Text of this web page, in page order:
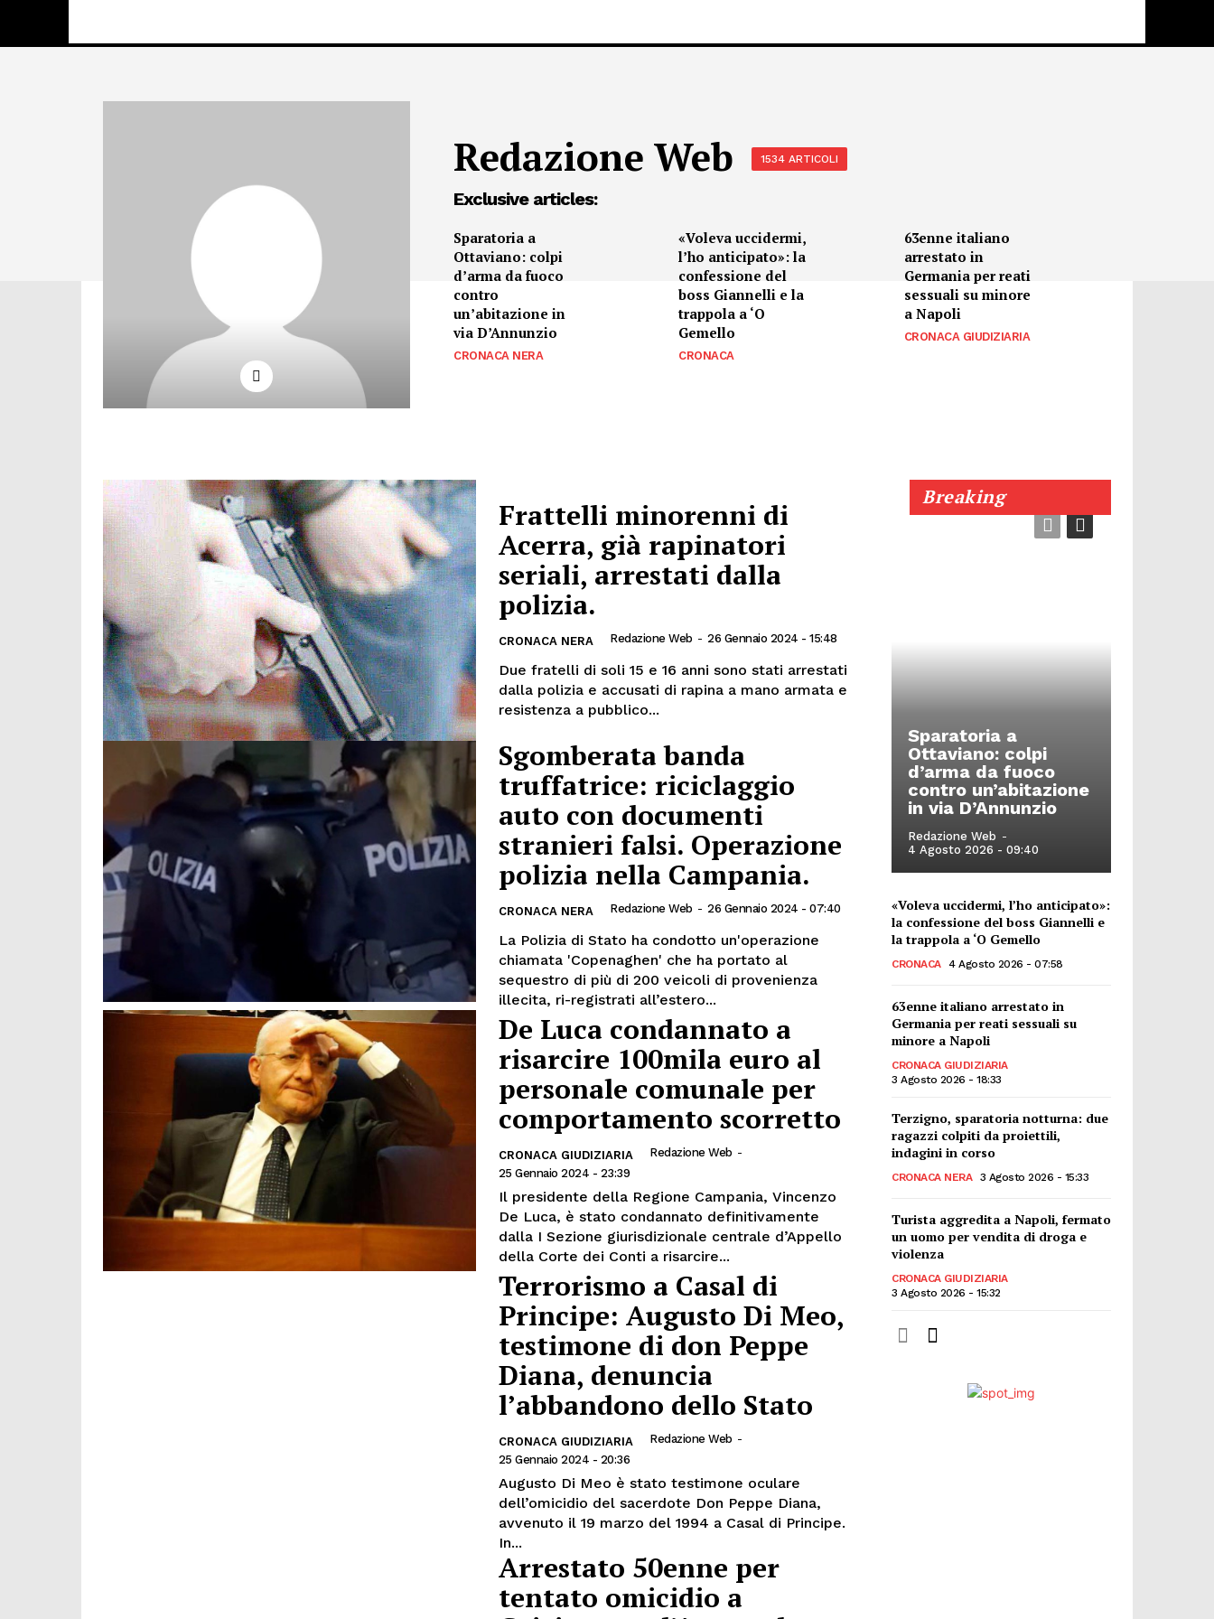
Redazione Web 1534 ARTICOLI
Exclusive articles:
Sparatoria a
Ottaviano: colpi
d’arma da fuoco
contro
un’abitazione in
via D’Annunzio
CRONACA NERA
«Voleva uccidermi,
l’ho anticipato»: la
confessione del
boss Giannelli e la
trappola a ‘O
Gemello
CRONACA
63enne italiano
arrestato in
Germania per reati
sessuali su minore
a Napoli
CRONACA GIUDIZIARIA
Frattelli minorenni di
Acerra, già rapinatori
seriali, arrestati dalla
polizia.
CRONACA NERA Redazione Web - 26 Gennaio 2024 - 15:48
Due fratelli di soli 15 e 16 anni sono stati arrestati
dalla polizia e accusati di rapina a mano armata e
resistenza a pubblico...
Sgomberata banda
truffatrice: riciclaggio
auto con documenti
stranieri falsi. Operazione
polizia nella Campania.
CRONACA NERA Redazione Web - 26 Gennaio 2024 - 07:40
La Polizia di Stato ha condotto un'operazione
chiamata 'Copenaghen' che ha portato al
sequestro di più di 200 veicoli di provenienza
illecita, ri-registrati all’estero...
De Luca condannato a
risarcire 100mila euro al
personale comunale per
comportamento scorretto
CRONACA GIUDIZIARIA Redazione Web -
25 Gennaio 2024 - 23:39
Il presidente della Regione Campania, Vincenzo
De Luca, è stato condannato definitivamente
dalla I Sezione giurisdizionale centrale d’Appello
della Corte dei Conti a risarcire...
Terrorismo a Casal di
Principe: Augusto Di Meo,
testimone di don Peppe
Diana, denuncia
l’abbandono dello Stato
CRONACA GIUDIZIARIA Redazione Web -
25 Gennaio 2024 - 20:36
Augusto Di Meo è stato testimone oculare
dell’omicidio del sacerdote Don Peppe Diana,
avvenuto il 19 marzo del 1994 a Casal di Principe.
In...
Arrestato 50enne per
tentato omicidio a
Breaking
Sparatoria a
Ottaviano: colpi
d’arma da fuoco
contro un’abitazione
in via D’Annunzio
Redazione Web -
4 Agosto 2026 - 09:40
«Voleva uccidermi, l’ho anticipato»:
la confessione del boss Giannelli e
la trappola a ‘O Gemello
CRONACA 4 Agosto 2026 - 07:58
63enne italiano arrestato in
Germania per reati sessuali su
minore a Napoli
CRONACA GIUDIZIARIA
3 Agosto 2026 - 18:33
Terzigno, sparatoria notturna: due
ragazzi colpiti da proiettili,
indagini in corso
CRONACA NERA 3 Agosto 2026 - 15:33
Turista aggredita a Napoli, fermato
un uomo per vendita di droga e
violenza
CRONACA GIUDIZIARIA
3 Agosto 2026 - 15:32